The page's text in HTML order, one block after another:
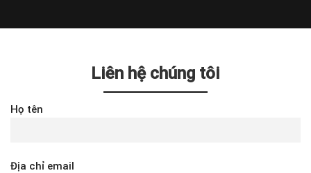
Liên hệ chúng tôi
Họ tên
Địa chỉ email